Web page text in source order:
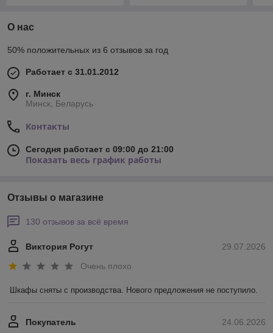
О нас
50% положительных из 6 отзывов за год
Работает с 31.01.2012
г. Минск
Минск, Беларусь
Контакты
Сегодня работает с 09:00 до 21:00
Показать весь график работы
Отзывы о магазине
130 отзывов за всё время
29.07.2026
Виктория Рогут
Очень плохо
Шкафы сняты с производства. Нового предложения не поступило.
24.06.2026
Покупатель